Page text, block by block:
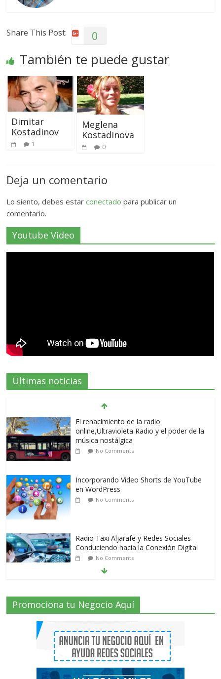
Share This Post: 0
También te puede gustar
Dimitar
Kostadinov
1
Meglena
Kostadinova
0
Deja un comentario
Lo siento, debes estarconectado para publicar un
comentario.
Youtube Video
Ultimas noticias
El renacimiento de la radio
online,Ultravioleta Radio y el poder de la
música nostálgica
No Comments
Incorporando Video Shorts de YouTube
en WordPress
No Comments
Radio Taxi Aljarafe y Redes Sociales
Conduciendo hacia la Conexión Digital
No Comments
Radio Taxi Aljarafe tel 653404040 el
Servicio Esencial de Movilidad en Aljarafe
2 Comments
Que es el Marketing de criptomonedas o
el Marketing de IEO
No Comments
Promociona tu Negocio Aquí